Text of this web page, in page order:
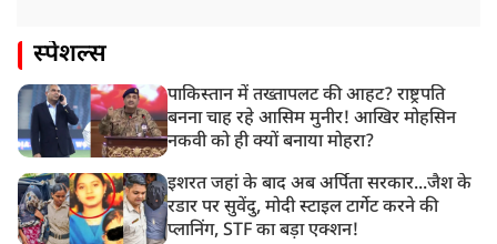
स्पेशल्स
पाकिस्तान में तख्तापलट की आहट? राष्ट्रपति
बनना चाह रहे आसिम मुनीर! आखिर मोहसिन
नकवी को ही क्यों बनाया मोहरा?
इशरत जहां के बाद अब अर्पिता सरकार...जैश के
रडार पर सुवेंदु, मोदी स्टाइल टार्गेट करने की
प्लानिंग, STF का बड़ा एक्शन!